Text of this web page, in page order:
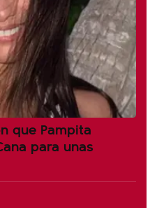
que Pampita
para unas